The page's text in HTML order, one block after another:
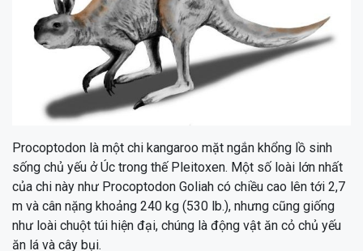
Procoptodon là một chi kangaroo mặt ngắn khổng lồ sinh
sống chủ yếu ở Úc trong thế Pleitoxen. Một số loài lớn nhất
của chi này như Procoptodon Goliah có chiều cao lên tới 2,7
m và cân nặng khoảng 240 kg (530 lb.), nhưng cũng giống
như loài chuột túi hiện đại, chúng là động vật ăn cỏ chủ yếu
ăn lá và cây bụi.